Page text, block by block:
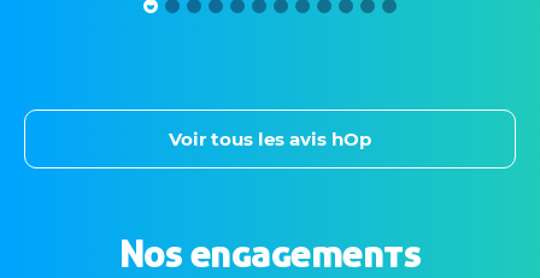
Voir tous les avis hOp
Nos engagements